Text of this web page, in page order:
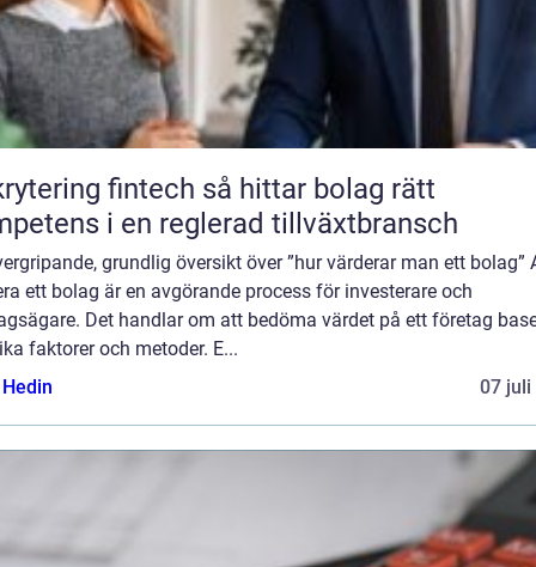
fintech så hittar bolag rätt
i en reglerad tillväxtbransch
grundlig översikt över ”hur värderar man ett bolag”
ett bolag är en avgörande process för investerare och
Det handlar om att bedöma värdet på ett företag
faktorer och metoder. E...
07 juli